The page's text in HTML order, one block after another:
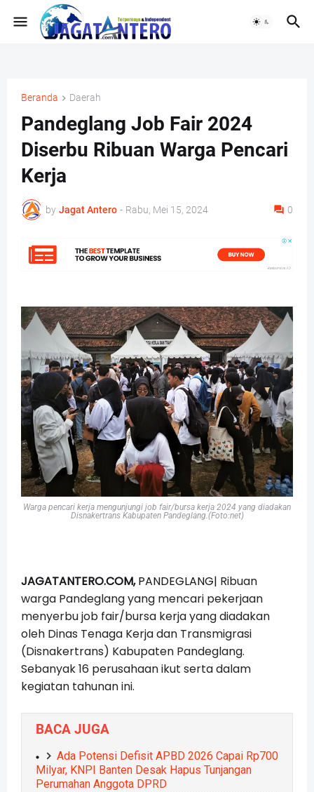
Beranda Daerah
Pandeglang Job Fair 2024
Diserbu Ribuan Warga Pencari
Kerja
by Jagat Antero - Rabu, Mei 15, 2024 0
Warga pencari kerja mengunjungi job fair/bursa kerja 2024 yang diadakan
Disnakertrans Kabupaten Pandeglang.(Foto:net)
JAGATANTERO.COM,PANDEGLANG| Ribuan
warga Pandeglang yang mencari pekerjaan
menyerbu job fair/bursa kerja yang diadakan
oleh Dinas Tenaga Kerja dan Transmigrasi
(Disnakertrans) Kabupaten Pandeglang.
Sebanyak 16 perusahaan ikut serta dalam
kegiatan tahunan ini.
BACA JUGA
Ada Potensi Defisit APBD 2026 Capai Rp700
Milyar, KNPI Banten Desak Hapus Tunjangan
Perumahan Anggota DPRD